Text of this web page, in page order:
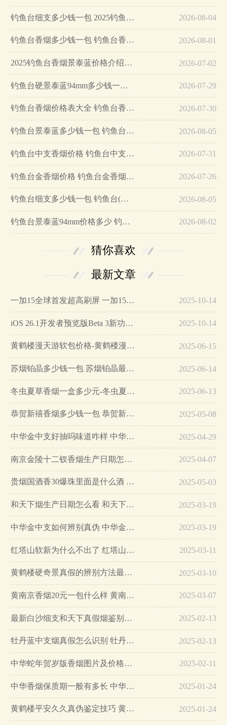
钓鱼台细支多少钱一包 2025钓鱼台香烟价格表… 2026-08-04
钓鱼台香烟多少钱一包 钓鱼台香烟价格介绍… 2026-08-01
2025钓鱼台香烟景泰蓝价格介绍… 2026-07-02
钓鱼台硬景泰蓝94mm多少钱一包 钓鱼台香烟介绍… 2026-07-29
钓鱼台香烟价格表大全 钓鱼台香烟价格介绍… 2026-07-30
钓鱼台景泰蓝多少钱一包 钓鱼台香烟景泰蓝价格及图片一览… 2026-08-05
钓鱼台中支香烟价格 钓鱼台中支口感及参数… 2026-07-31
钓鱼台金香烟价格 钓鱼台金香烟20元/包… 2026-07-26
钓鱼台细支多少钱一包 钓鱼台(景泰蓝84mm)细支价格50元/包… 2026-08-05
钓鱼台景泰蓝94mm价格多少 钓鱼台(硬景泰蓝94mm)香烟价格表… 2026-08-02
猜你喜欢
最新文章
一加15全球首发超高刷屏 一加15参数详细配置… 2025-10-14
iOS 26.1开发者预览版Beta 3新功能详解… 2025-10-14
黄鹤楼漫天游软包价格-黄鹤楼漫天游软包多少钱一盒… 2025-06-15
苏烟铂晶多少钱一包 苏烟铂晶最新价格… 2025-06-14
冬虫夏草香烟一盒多少元-冬虫夏草香烟一盒多少元2025最新价格… 2025-06-13
恭贺新禧香烟多少钱一包 恭贺新禧香烟价格表和图片… 2025-05-08
中华金中支好抽吗味道咋样 中华金中支口感特点介绍… 2025-04-29
南京金陵十二钗香烟生产日期怎么看 南京金陵十二钗香烟保质期… 2025-04-07
贵烟国酒香30爆珠里面是什么酒 贵烟国酒香30怎么辨别真假… 2025-05-03
和天下烟生产日期怎么看 和天下烟真假辨别方法六个方面… 2025-03-19
中华金中支如何辨别真伪 中华金中支真假烟鉴别方法… 2025-03-19
红塔山软新为什么不出了 红塔山软新烟停售原因详解… 2025-03-11
黄鹤楼硬奇景真假的辨别方法最简单版… 2025-03-10
黄南京香烟20元一包什么样 黄南京香烟真假鉴别… 2025-03-07
最新白沙细支和天下真假烟鉴别指南… 2025-02-13
牡丹蓝中支烟真假怎么识别 牡丹蓝中支烟真假鉴别带图… 2025-02-13
中华蛇年贺岁版香烟图片及价格大全… 2025-02-11
中华香烟保质期一般有多长 中华香烟保质期在哪里看的… 2025-01-24
黄鹤楼平安久久真伪鉴定技巧 黄鹤楼平安久久二维码在哪里… 2025-01-24